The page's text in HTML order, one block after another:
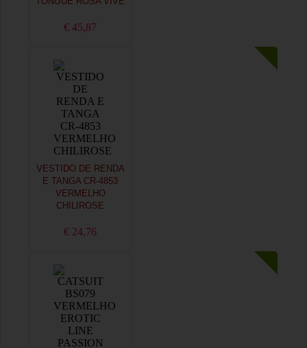
€ 45,87
VESTIDO DE RENDA
E TANGA CR-4853
VERMELHO
CHILIROSE
€ 24,76